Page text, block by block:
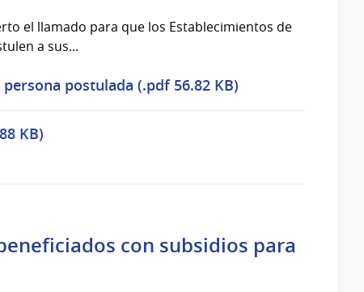
el llamado para que los Establecimientos de
a sus...
postulada (.pdf 56.82 KB)
KB)
con subsidios para